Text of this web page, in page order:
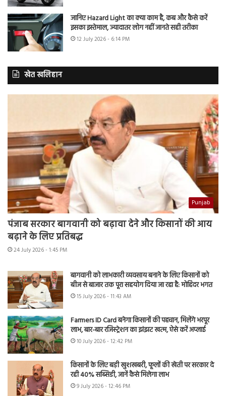
जानिए Hazard Light का क्या काम है, कब और कैसे करें
इसका इस्तेमाल, ज्यादातर लोग नहीं जानते सही तरीका
12 July 2026 - 6:14 PM
खेत खलिहान
Punjab
पंजाब सरकार बागवानी को बढ़ावा देने और किसानों की आय
बढ़ाने के लिए प्रतिबद्ध
24 July 2026 - 1:45 PM
बागवानी को लाभकारी व्यवसाय बनाने के लिए किसानों को
बीज से बाजार तक पूरा सहयोग दिया जा रहा है: मोहिंदर भगत
15 July 2026 - 11:43 AM
Farmers ID Card बनेगा किसानों की पहचान, मिलेंगे भरपूर
लाभ, बार-बार रजिस्ट्रेशन का झंझट खत्म, ऐसे करें अप्लाई
10 July 2026 - 12:42 PM
किसानों के लिए बड़ी खुशखबरी, फूलों की खेती पर सरकार दे
रही 40% सब्सिडी, जानें कैसे मिलेगा लाभ
9 July 2026 - 12:46 PM